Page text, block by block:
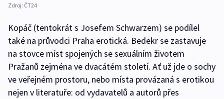
Zdroj: ČT24
Kopáč (tentokrát s Josefem Schwarzem) se podílel
také na průvodci Praha erotická. Bedekr se zastavuje
na stovce míst spojených se sexuálním životem
Pražanů zejména ve dvacátém století. Ať už jde o sochy
ve veřejném prostoru, nebo místa provázaná s erotikou
nejen v literatuře: od vydavatelů a autorů přes